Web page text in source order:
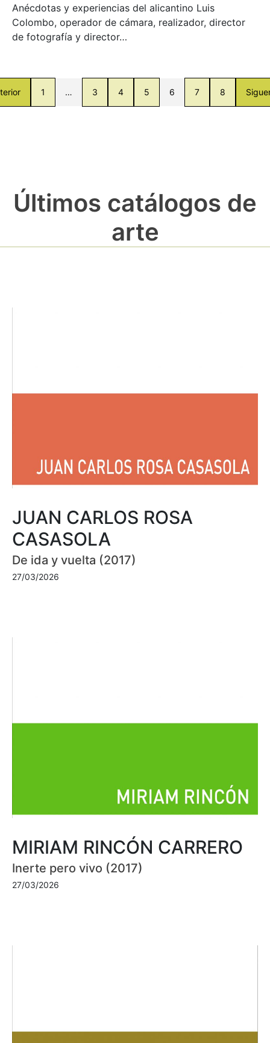
Anécdotas y experiencias del alicantino Luis
Colombo, operador de cámara, realizador, director
de fotografía y director…
1 … 3 4 5 6 7 8
Últimos catálogos de
arte
JUAN CARLOS ROSA
CASASOLA
De ida y vuelta (2017)
27/03/2026
MIRIAM RINCÓN CARRERO
Inerte pero vivo (2017)
27/03/2026